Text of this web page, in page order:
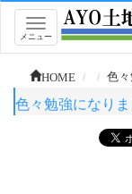
Toggle
navigation
メニュー
HOME 色々
色々勉強になりま